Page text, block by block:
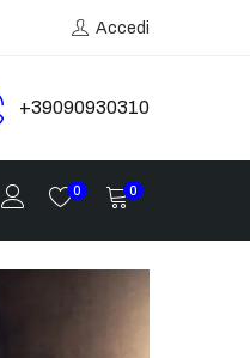
Accedi
+39090930310
0 0